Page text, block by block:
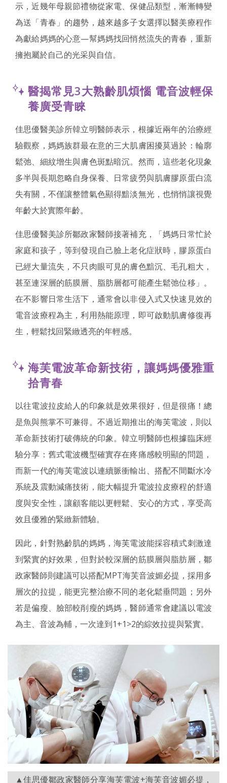
示，近幾年母親節禮物從家電、保健品類型，漸漸轉變
為送「青春」的趨勢，越來越多子女選擇以醫美療程作
為獻給媽媽的心意—幫媽媽找回悄然流失的青春，重新
擁抱屬於自己的光采與自信。
醫揭常見3大熟齡肌煩惱 電音波輕保
養廣受青睞
佳思優醫美診所韓立明醫師表示，根據近兩年的治療經
驗觀察，媽媽族群最在意的三大肌膚困擾莫過於：輪廓
鬆弛、細紋增生與膚色斑點暗沉。然而，這些老化現象
多半與長期忽略自身保養、日常疲勞與肌膚膠原蛋白流
失有關，不僅讓整體氣色顯得黯淡無光，也悄悄讓視覺
年齡大於實際年齡。
佳思優醫美診所鄒政家醫師接著補充，「媽媽日常忙於
家庭和孩子，等到發現自己臉上老化症狀時，膠原蛋白
已經大量流失，不只肉眼可見的膚色黯沉、毛孔粗大，
甚至連深層的筋膜層、脂肪層都可能產生鬆弛位移」。
在不影響日常生活下，通常會以非侵入式又快速見效的
電音波療程為主，利用熱能原理，即可啟動肌膚修復再
生，輕鬆找回緊緻透亮的年輕感。
海芙電波革命新技術，讓媽媽優雅重
拾青春
以往電波拉皮給人的印象就是效果很好，但是很痛！總
是魚與熊掌不可兼得。不過近期推出的海芙電波，則以
革命新技術打破傳統的印象。韓立明醫師也根據臨床經
驗分享：舊式電波機型確實存在疼痛感較明顯的問題，
而新一代的海芙電波以連續脈衝輸出、搭配不間斷水冷
系統及震動減痛技術，能大幅提升電波拉皮療程的舒適
度與安全性，讓顧客能以更輕鬆、安心的方式，享受高
效且優雅的緊緻新體驗。
因此，針對熟齡肌的媽媽，海芙電波能採容積式刺激達
到緊實的好效果，但對於較深層的筋膜層與脂肪層，鄒
政家醫師則建議可以搭配MPT海芙音波媚必提，採用多
層次的拉提，能更完整治療不同的老化鬆垂問題；另外
若是偏瘦、臉部較削瘦的媽媽，醫師通常會建議以電波
為主、音波為輔，一次達到1+1>2的綜效拉提與緊實。
▲佳思優鄒政家醫師分享海芙電波+海芙音波媚必提，